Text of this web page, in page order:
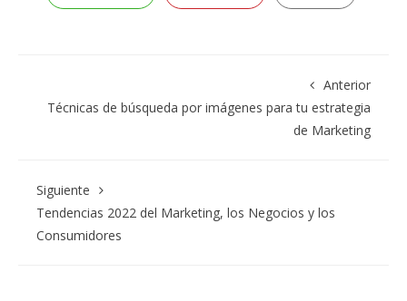
Anterior
Técnicas de búsqueda por imágenes para tu estrategia
de Marketing
Siguiente
Tendencias 2022 del Marketing, los Negocios y los
Consumidores